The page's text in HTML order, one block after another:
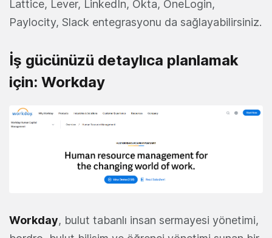
Lattice, Lever, LinkedIn, Okta, OneLogin,
Paylocity, Slack entegrasyonu da sağlayabilirsiniz.
İş gücünüzü detaylıca planlamak
için: Workday
Workday, bulut tabanlı insan sermayesi yönetimi,